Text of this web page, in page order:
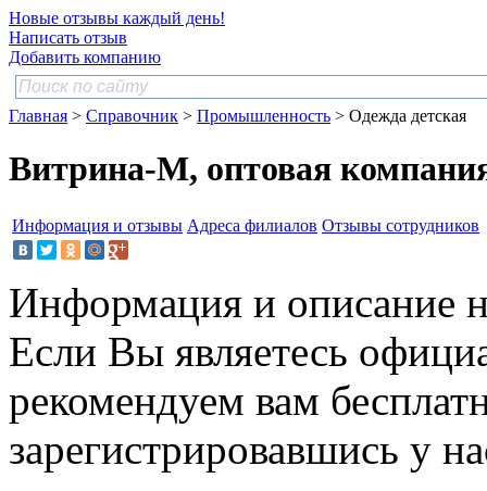
Новые отзывы каждый день!
Написать отзыв
Добавить компанию
Главная > Справочник > Промышленность > Одежда детская
Витрина-М, оптовая
Информация и отзывы Адреса филиалов Отзывы сотрудников
Информация и описание
Если Вы являетесь
рекомендуем вам
зарегистрировавшись у